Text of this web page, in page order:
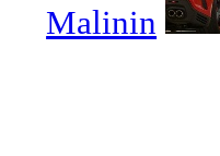
Malinin